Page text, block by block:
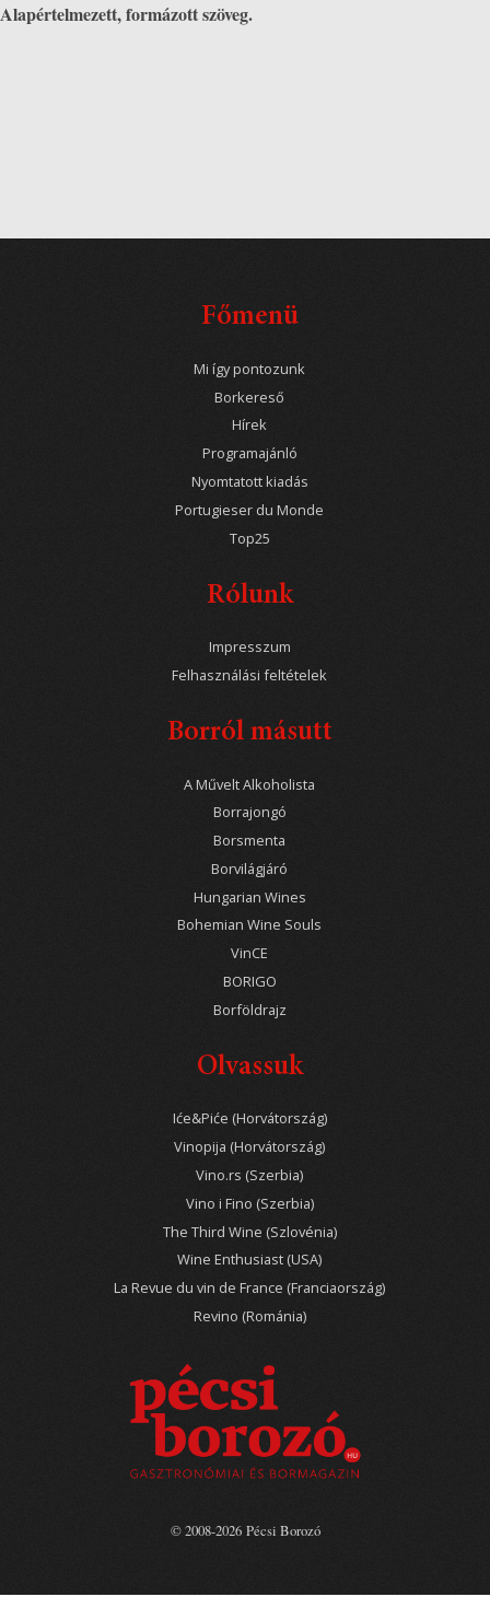
Alapértelmezett, formázott szöveg.
Főmenü
Mi így pontozunk
Borkereső
Hírek
Programajánló
Nyomtatott kiadás
Portugieser du Monde
Top25
Rólunk
Impresszum
Felhasználási feltételek
Borról másutt
A Művelt Alkoholista
Borrajongó
Borsmenta
Borvilágjáró
Hungarian Wines
Bohemian Wine Souls
VinCE
BORIGO
Borföldrajz
Olvassuk
Iće&Piće (Horvátország)
Vinopija (Horvátország)
Vino.rs (Szerbia)
Vino i Fino (Szerbia)
The Third Wine (Szlovénia)
Wine Enthusiast (USA)
La Revue du vin de France (Franciaország)
Revino (Románia)
© 2008-2026 Pécsi Borozó